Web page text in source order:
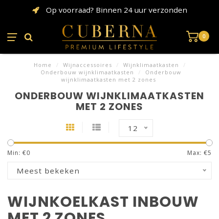
Op voorraad? Binnen 24 uur verzonden
0
Home / Wijnaccessoires / Wijnklimaatkasten
/
Onderbouw wijnklimaatkasten
/
Onderbouw
wijnklimaatkasten met 2 zones
ONDERBOUW WIJNKLIMAATKASTEN
MET 2 ZONES
12
Min: €0 Max: €5
Meest bekeken
WIJNKOELKAST INBOUW